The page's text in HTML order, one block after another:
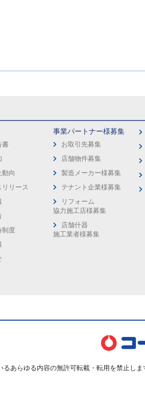
書
動向
リリース
制度
事業パートナー様募集
お取引先募集
店舗物件募集
製造メーカー様募集
テナント企業様募集
リフォーム
協力施工店様募集
店舗什器
施工業者様募集
るあらゆる内容の無許可転載・転用を禁止し